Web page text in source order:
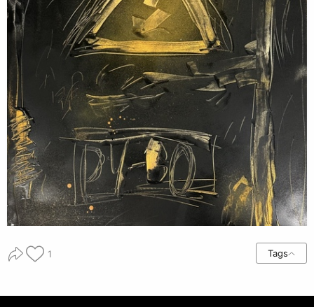
1 Tags